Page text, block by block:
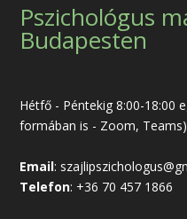
Pszichológus
Budapesten
Hétfő - Péntekig 8:00-18:00
formában is - Zoom, Teams)
Email:
Telefon: +36 70 457 1866